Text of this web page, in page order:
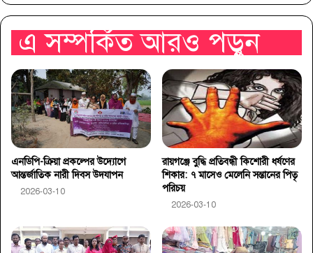
এ সম্পর্কিত আরও পড়ুন
এনডিপি-ক্রিয়া প্রকল্পের উদ্যোগে
আন্তর্জাতিক নারী দিবস উদযাপন
2026-03-10
রায়গঞ্জে বুদ্ধি প্রতিবন্ধী কিশোরী ধর্ষণের
শিকার: ৭ মাসেও মেলেনি সন্তানের পিতৃ
পরিচয়
2026-03-10